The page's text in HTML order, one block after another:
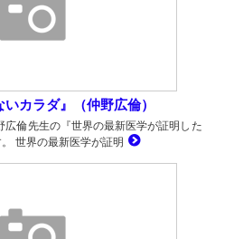
いカラダ』（仲野広倫）
広倫先生の『世界の最新医学が証明した
世界の最新医学が証明